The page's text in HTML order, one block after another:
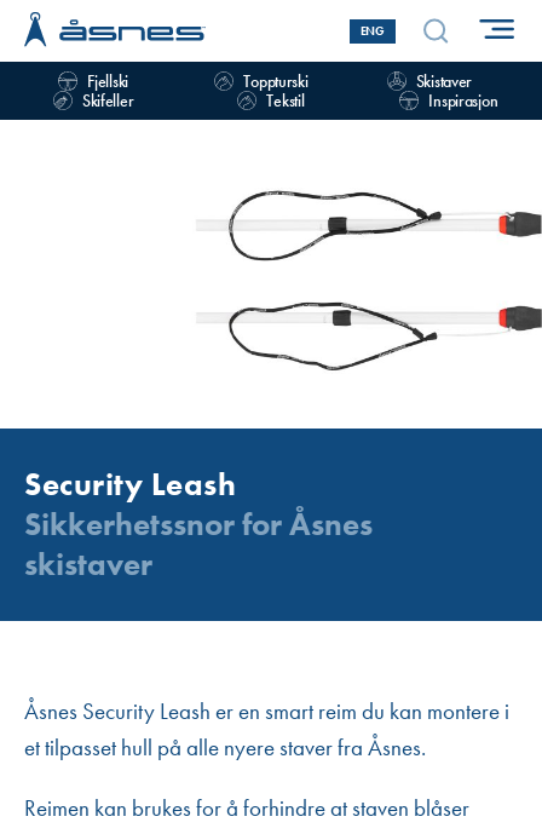
ENG
Fjellski Toppturski
Skistaver
Skifeller
Tekstil Inspirasjon
Security Leash
Sikkerhetssnor for Åsnes
skistaver
Åsnes Security Leash er en smart reim du kan montere i
et tilpasset hull på alle nyere staver fra Åsnes.
Reimen kan brukes for å forhindre at staven blåser